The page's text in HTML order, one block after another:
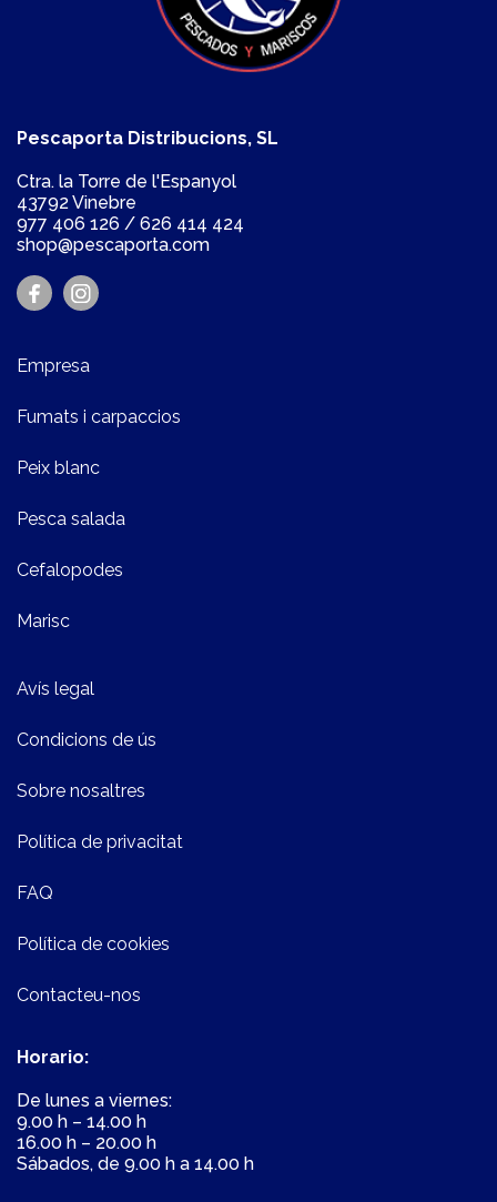
Pescaporta Distribucions, SL
Ctra. la Torre de l'Espanyol
43792 Vinebre
977 406 126 / 626 414 424
shop@pescaporta.com
Empresa
Fumats i carpaccios
Peix blanc
Pesca salada
Cefalopodes
Marisc
Avís legal
Condicions de ús
Sobre nosaltres
Política de privacitat
FAQ
Política de cookies
Contacteu-nos
Horario:
De lunes a viernes:
9.00 h – 14.00 h
16.00 h – 20.00 h
Sábados, de 9.00 h a 14.00 h